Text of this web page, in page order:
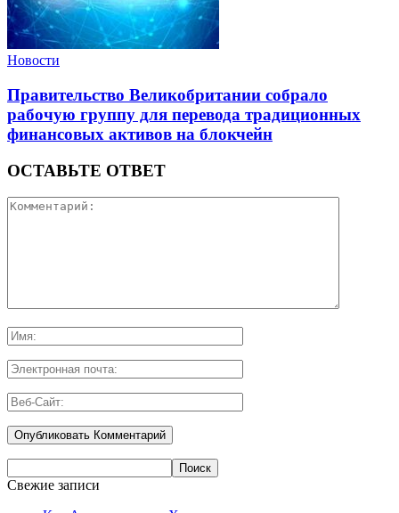
Новости
Правительство Великобритании собрало
рабочую группу для перевода традиционных
финансовых активов на блокчейн
ОСТАВЬТЕ ОТВЕТ
Свежие записи